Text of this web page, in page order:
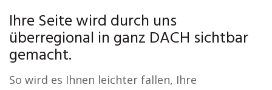
Ihre Seite wird durch uns
überregional in ganz DACH sichtbar
gemacht.
So wird es Ihnen leichter fallen, Ihre